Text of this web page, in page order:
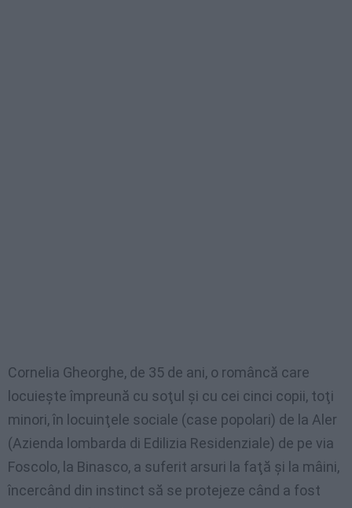
Cornelia Gheorghe, de 35 de ani, o româncă care
locuieşte împreună cu soţul şi cu cei cinci copii, toţi
minori, în locuinţele sociale (case popolari) de la Aler
(Azienda lombarda di Edilizia Residenziale) de pe via
Foscolo, la Binasco, a suferit arsuri la faţă şi la mâini,
încercând din instinct să se protejeze când a fost